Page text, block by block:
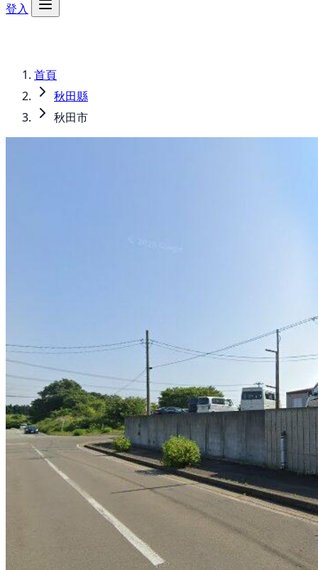
登入
首頁
秋田縣
秋田市